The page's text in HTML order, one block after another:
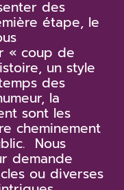
des
étape, le
« coup de
un style
des
la
sont les
cheminement
Nous
demande
ou diverses